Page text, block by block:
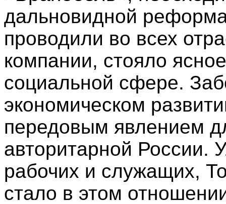
дальновидной
проводили во всех
компании, стояло
социальной сфере.
экономическом
передовым явлением
авторитарной России.
рабочих и служащих,
стало в этом